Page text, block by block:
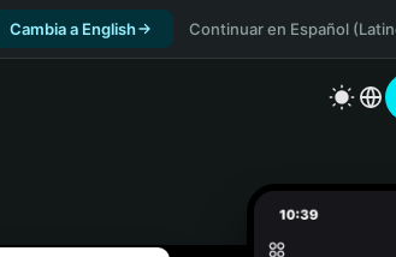
Cambia a English Continuar en Español